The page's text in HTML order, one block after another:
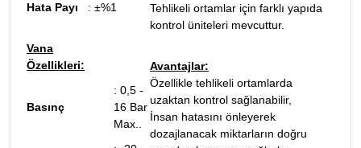
Hata Payı
: ±%1
Vana
Özellikleri:
Basınç
: 0,5 -
16 Bar
Max..
Tehlikeli ortamlar için farklı yapıda
kontrol üniteleri mevcuttur.
Avantajlar:
Özellikle tehlikeli ortamlarda
uzaktan kontrol sağlanabilir,
İnsan hatasını önleyerek
dozajlanacak miktarların doğru